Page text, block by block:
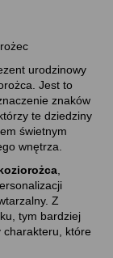
urodzinowy
Jest to
znaków
te dziedziny
świetnym
wnętrza.
Z
tym bardziej
charakteru, które